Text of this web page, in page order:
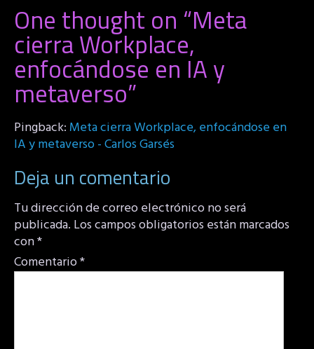
One thought on “Meta
cierra Workplace,
enfocándose en IA y
metaverso”
Pingback:Meta cierra Workplace, enfocándose en
IA y metaverso - Carlos Garsés
Deja un comentario
Tu dirección de correo electrónico no será
publicada. Los campos obligatorios están marcados
con*
Comentario*